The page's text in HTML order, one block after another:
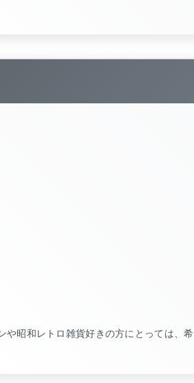
や昭和レトロ雑貨好きの方にとっては、希